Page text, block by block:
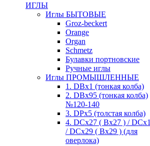
ИГЛЫ
Иглы БЫТОВЫЕ
Groz-beckert
Orange
Organ
Schmetz
Булавки портновские
Ручные иглы
Иглы ПРОМЫШЛЕННЫЕ
1. DBx1 (тонкая колба)
2. DBx95 (тонкая колба)
№120-140
3. DPx5 (толстая колба)
4. DCx27 ( Bx27 ) / DCx1
/ DCx29 ( Bx29 ) (для
оверлока)